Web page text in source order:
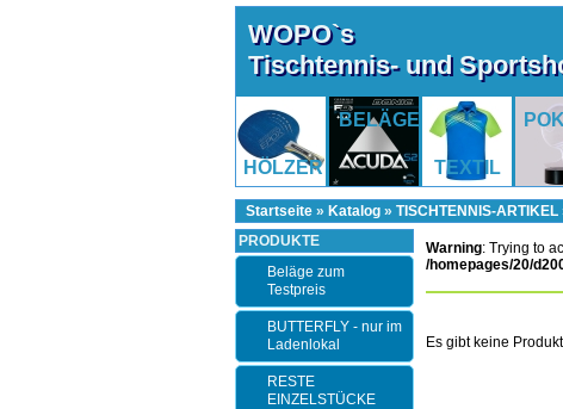
WOPO`s
Tischtennis- und
HÖLZER
BELÄGE
TEXTIL
Startseite » Katalog » TISCHTENNIS-ARTIKEL
Warning: Trying to
/homepages/20/
Es gibt keine
PRODUKTE
Beläge zum
Testpreis
BUTTERFLY - nur im
Ladenlokal
RESTE
EINZELSTÜCKE